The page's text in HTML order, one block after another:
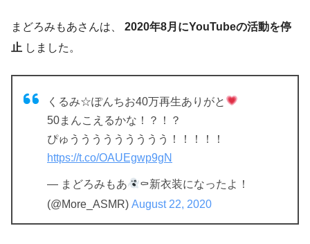
まどろみもあさんは、 2020年8月にYouTubeの活動を停
止 しました。
くるみ☆ぽんちお40万再生ありがと
50まんこえるかな！？！？
ぴゅううううううううう！！！！！
https://t.co/OAUEgwp9gN
— まどろみもあ
⚰新衣装になったよ！
(@More_ASMR) August 22, 2020